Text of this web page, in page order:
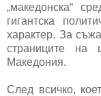
„македонска“
гигантска
характер. За
страниците на
Македония.
След всичко,